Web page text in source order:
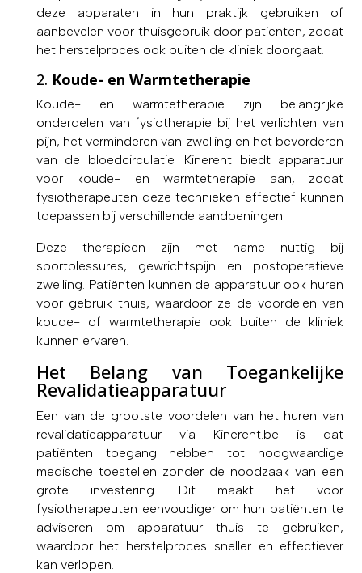
deze apparaten in hun praktijk gebruiken of
aanbevelen voor thuisgebruik door patiënten, zodat
het herstelproces ook buiten de kliniek doorgaat.
2. Koude- en Warmtetherapie
Koude- en warmtetherapie zijn belangrijke
onderdelen van fysiotherapie bij het verlichten van
pijn, het verminderen van zwelling en het bevorderen
van de bloedcirculatie. Kinerent biedt apparatuur
voor koude- en warmtetherapie aan, zodat
fysiotherapeuten deze technieken effectief kunnen
toepassen bij verschillende aandoeningen.
Deze therapieën zijn met name nuttig bij
sportblessures, gewrichtspijn en postoperatieve
zwelling. Patiënten kunnen de apparatuur ook huren
voor gebruik thuis, waardoor ze de voordelen van
koude- of warmtetherapie ook buiten de kliniek
kunnen ervaren.
Het Belang van Toegankelijke
Revalidatieapparatuur
Een van de grootste voordelen van het huren van
revalidatieapparatuur via Kinerent.be is dat
patiënten toegang hebben tot hoogwaardige
medische toestellen zonder de noodzaak van een
grote investering. Dit maakt het voor
fysiotherapeuten eenvoudiger om hun patiënten te
adviseren om apparatuur thuis te gebruiken,
waardoor het herstelproces sneller en effectiever
kan verlopen.